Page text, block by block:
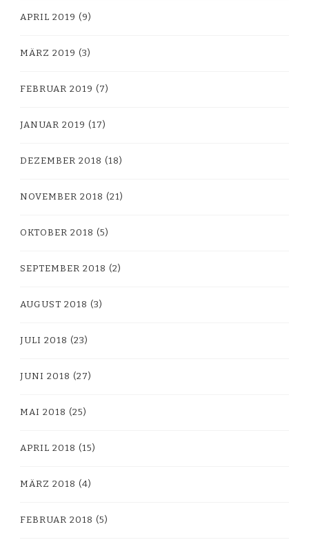
APRIL 2019 (9)
MÄRZ 2019 (3)
FEBRUAR 2019 (7)
JANUAR 2019 (17)
DEZEMBER 2018 (18)
NOVEMBER 2018 (21)
OKTOBER 2018 (5)
SEPTEMBER 2018 (2)
AUGUST 2018 (3)
JULI 2018 (23)
JUNI 2018 (27)
MAI 2018 (25)
APRIL 2018 (15)
MÄRZ 2018 (4)
FEBRUAR 2018 (5)